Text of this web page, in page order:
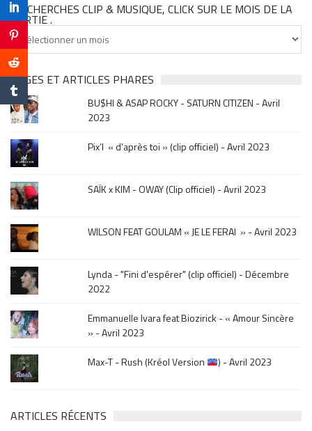
TU CHERCHES CLIP & MUSIQUE, CLICK SUR LE MOIS DE LA
SORTIE .
Tu
cherches
clip
&
musique,
click
sur
le
mois
de
la
sortie
PAGES ET ARTICLES PHARES
BU$HI & ASAP ROCKY - SATURN CITIZEN - Avril
2023
Pix’l « d’après toi » (clip officiel) - Avril 2023
SAÏK x KIM - OWAY (Clip officiel) - Avril 2023
WILSON FEAT GOULAM « JE LE FERAI » - Avril 2023
Lynda - "Fini d'espérer" (clip officiel) - Décembre
2022
Emmanuelle Ivara feat Biozirick - « Amour Sincère
» - Avril 2023
Max-T - Rush (Kréol Version
) - Avril 2023
ARTICLES RÉCENTS